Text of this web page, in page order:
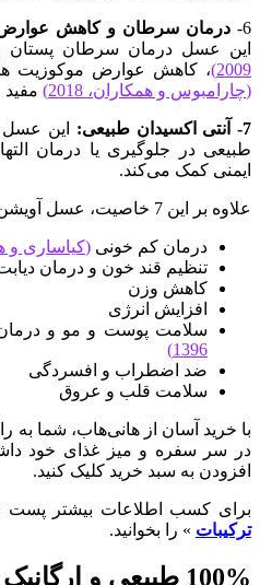
6- درمان سرطان و کاهش
این عسل درمان سرطان پستان
2009
)، کاهش عوارض موکوزیت
(چارامبوس و همکاران، 2018 )
7- آنتی اکسیدان طبیعی:
این عسل
طبیعی در جلوگیری یا درمان
ایمنی کمک می‌کند.
علاوه بر این 7 خاصیت، عسل آویشن فواید دیگری نیز دارد، از جمله:
درمان کم خونی (کیاساری و
تنظیم قند خون و درمان
کاهش وزن
افزایش انرژی
سلامت پوست و مو و
1396
)
ضد اضطراب و افسردگی
سلامت قلب و عروق
با خرید آسان از هانی‌هاب، شما به
در سر سفره و میز غذای خود
افزودن به سبد خرید کلیک کنید.
برای کسب اطلاعات بیشتر پست
ترکیبات » را بخوانید.
100% طبیعی و ارگانیک